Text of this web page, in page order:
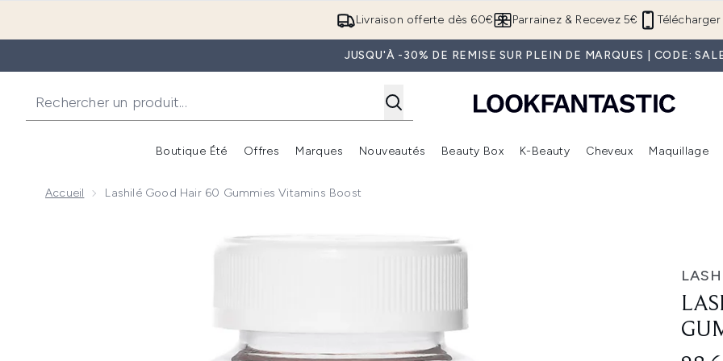
Passer au contenu principal
Livraison offerte dès 60€ Télécharger
Parrainez & Recevez 5€
JUSQU'À -30% DE REMISE SUR PLEIN DE MARQUES | CODE:
Boutique Été
Accédez au sous-menu (Boutique Été )
Offres
Accédez au sous-menu (Offres)
Marques
Accédez au sous-menu (Marques)
Nouveautés
Accédez au sous-menu (Nouveautés)
Beauty Box
Accédez au sous-menu (Beauty Box)
K-Beauty Cheveux Maquillage
Accueil Lashilé Good Hair 60 Gummies Vitamins Boost
Now showing image 1 Lashilé Good Hair 60 Gummies Vitamins Boost